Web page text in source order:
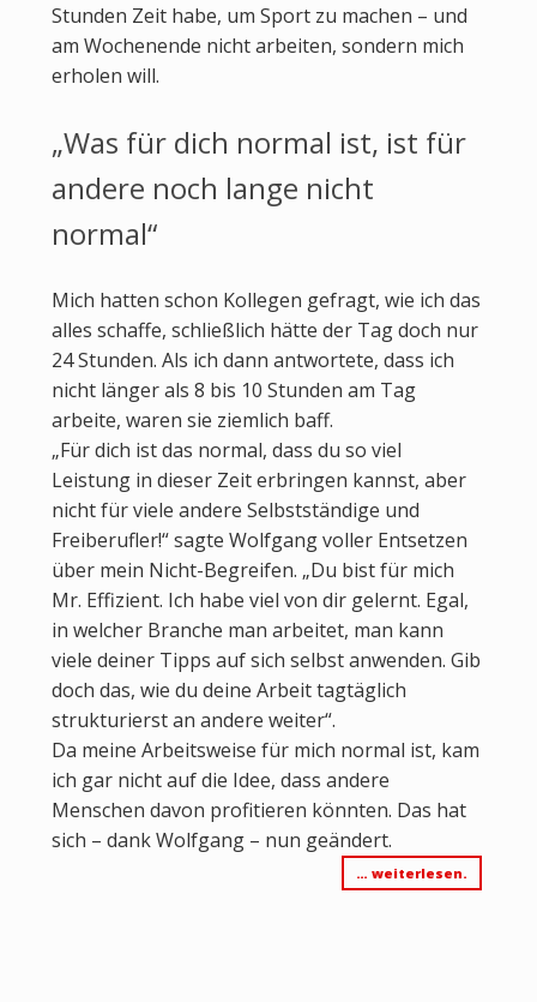
Stunden Zeit habe, um Sport zu machen – und
am Wochenende nicht arbeiten, sondern mich
erholen will.
„Was für dich normal ist, ist für
andere noch lange nicht
normal“
Mich hatten schon Kollegen gefragt, wie ich das
alles schaffe, schließlich hätte der Tag doch nur
24 Stunden. Als ich dann antwortete, dass ich
nicht länger als 8 bis 10 Stunden am Tag
arbeite, waren sie ziemlich baff.
„Für dich ist das normal, dass du so viel
Leistung in dieser Zeit erbringen kannst, aber
nicht für viele andere Selbstständige und
Freiberufler!“ sagte Wolfgang voller Entsetzen
über mein Nicht-Begreifen. „Du bist für mich
Mr. Effizient. Ich habe viel von dir gelernt. Egal,
in welcher Branche man arbeitet, man kann
viele deiner Tipps auf sich selbst anwenden. Gib
doch das, wie du deine Arbeit tagtäglich
strukturierst an andere weiter“.
Da meine Arbeitsweise für mich normal ist, kam
ich gar nicht auf die Idee, dass andere
Menschen davon profitieren könnten. Das hat
sich – dank Wolfgang – nun geändert.
… weiterlesen.